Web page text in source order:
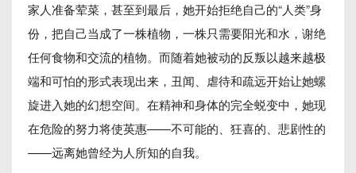
家人准备荤菜，甚至到最后，她开始拒绝自己的“人类”身
份，把自己当成了一株植物，一株只需要阳光和水，谢绝
任何食物和交流的植物。而随着她被动的反叛以越来越极
端和可怕的形式表现出来，丑闻、虐待和疏远开始让她螺
旋进入她的幻想空间。在精神和身体的完全蜕变中，她现
在危险的努力将使英惠——不可能的、狂喜的、悲剧性的
——远离她曾经为人所知的自我。